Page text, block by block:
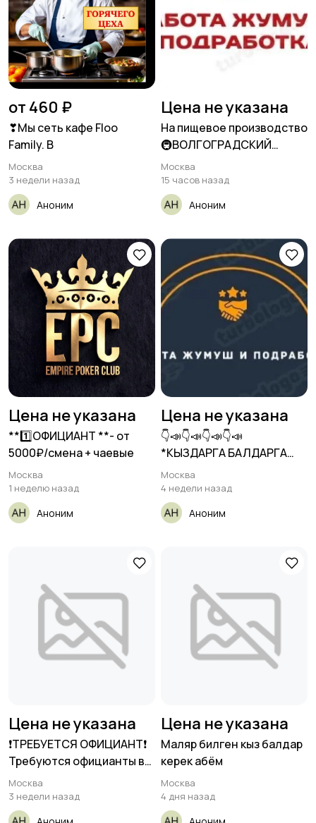
от 460 ₽
❣Мы сеть кафе Floo
Family. В
Москва
3 недели назад
Аноним
Цена не указана
На пищевое производство
🚇ВОЛГОГРАДСКИЙ
ПРОСПЕКТ, ДУБРОВКА
Москва
15 часов назад
Аноним
Цена не указана
**1️⃣ОФИЦИАНТ **- от
5000₽/смена + чаевые
Москва
1 неделю назад
Аноним
Цена не указана
👇📣👇📣👇📣👇📣
*КЫЗДАРГА БАЛДАРГА
ПОДРАБОТКА СРОЧНО 👇
📣*
Москва
4 недели назад
Аноним
Цена не указана
❗️ТРЕБУЕТСЯ ОФИЦИАНТ❗️
Требуются официанты в
итальянский
Москва
3 недели назад
Цена не указана
Маляр билген кыз балдар
керек абём
Москва
4 дня назад